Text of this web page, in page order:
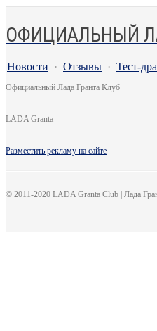
ОФИЦИАЛЬНЫЙ
Новости · Отзывы · Тест-
Официальный Лада Гранта Клуб
LADA Granta
Разместить рекламу на сайте
© 2011-2020 LADA Granta Club | Лада